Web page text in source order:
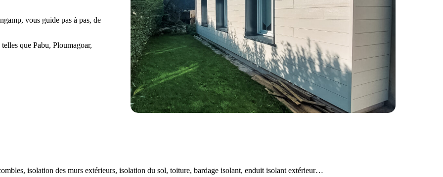
vous guide pas à pas, de
que Pabu, Ploumagoar,
isolation des murs extérieurs, isolation du sol, toiture, bardage isolant, enduit isolant extérieur…